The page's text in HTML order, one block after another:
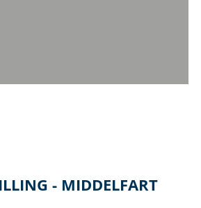
- MIDDELFART